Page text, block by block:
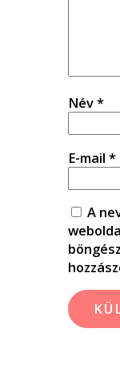
Név*
E-mail *
A